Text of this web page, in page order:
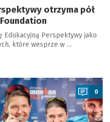
otrzyma pół
Edukacyjną Perspektywy jako
które wesprze w …
0